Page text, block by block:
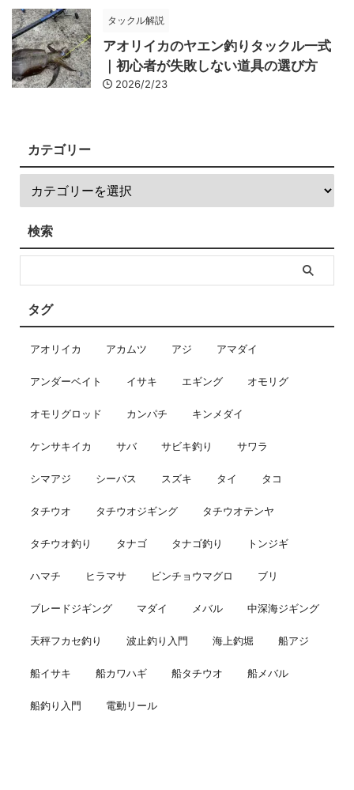
タックル解説
アオリイカのヤエン釣りタックル一式
｜初心者が失敗しない道具の選び方
2026/2/23
カテゴリー
検索
タグ
アオリイカ アカムツ アジ アマダイ
アンダーベイト イサキ エギング オモリグ
オモリグロッド カンパチ キンメダイ
ケンサキイカ サバ サビキ釣り サワラ
シマアジ シーバス スズキ タイ タコ
タチウオ タチウオジギング タチウオテンヤ
タチウオ釣り タナゴ タナゴ釣り トンジギ
ハマチ ヒラマサ ビンチョウマグロ ブリ
ブレードジギング マダイ メバル 中深海ジギング
天秤フカセ釣り 波止釣り入門 海上釣堀 船アジ
船イサキ 船カワハギ 船タチウオ 船メバル
船釣り入門 電動リール